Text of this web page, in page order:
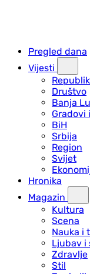
Pregled dana
Vijesti
Društvo
Banja
Gradovi
BiH
Srbija
Region
Svijet
Hronika
Magazin
Kultura
Scena
Nauka i
Ljubav i
Zdravlje
Stil